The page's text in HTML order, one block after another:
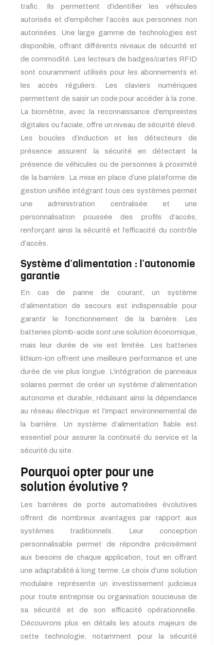
trafic. Ils permettent d’identifier les véhicules
autorisés et d’empêcher l’accès aux personnes non
autorisées. Une large gamme de technologies est
disponible, offrant différents niveaux de sécurité et
de commodité. Les lecteurs de badges/cartes RFID
sont couramment utilisés pour les abonnements et
les accès réguliers. Les claviers numériques
permettent de saisir un code pour accéder à la zone.
La biométrie, avec la reconnaissance d’empreintes
digitales ou faciale, offre un niveau de sécurité élevé.
Les boucles d’induction et les détecteurs de
présence assurent la sécurité en détectant la
présence de véhicules ou de personnes à proximité
de la barrière. La mise en place d’une plateforme de
gestion unifiée intégrant tous ces systèmes permet
une administration centralisée et une
personnalisation poussée des profils d’accès,
renforçant ainsi la sécurité et l’efficacité du contrôle
d’accès.
Système d’alimentation : l’autonomie
garantie
En cas de panne de courant, un système
d’alimentation de secours est indispensable pour
garantir le fonctionnement de la barrière. Les
batteries plomb-acide sont une solution économique,
mais leur durée de vie est limitée. Les batteries
lithium-ion offrent une meilleure performance et une
durée de vie plus longue. L’intégration de panneaux
solaires permet de créer un système d’alimentation
autonome et durable, réduisant ainsi la dépendance
au réseau électrique et l’impact environnemental de
la barrière. Un système d’alimentation fiable est
essentiel pour assurer la continuité du service et la
sécurité du site.
Pourquoi opter pour une
solution évolutive ?
Les barrières de porte automatisées évolutives
offrent de nombreux avantages par rapport aux
systèmes traditionnels. Leur conception
personnalisable permet de répondre précisément
aux besoins de chaque application, tout en offrant
une adaptabilité à long terme. Le choix d’une solution
modulaire représente un investissement judicieux
pour toute entreprise ou organisation soucieuse de
sa sécurité et de son efficacité opérationnelle.
Découvrons plus en détails les atouts majeurs de
cette technologie, notamment pour la sécurité